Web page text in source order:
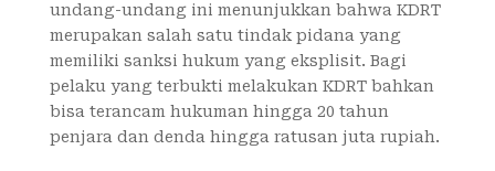
undang-undang ini menunjukkan bahwa KDRT
merupakan salah satu tindak pidana yang
memiliki sanksi hukum yang eksplisit. Bagi
pelaku yang terbukti melakukan KDRT bahkan
bisa terancam hukuman hingga 20 tahun
penjara dan denda hingga ratusan juta rupiah.